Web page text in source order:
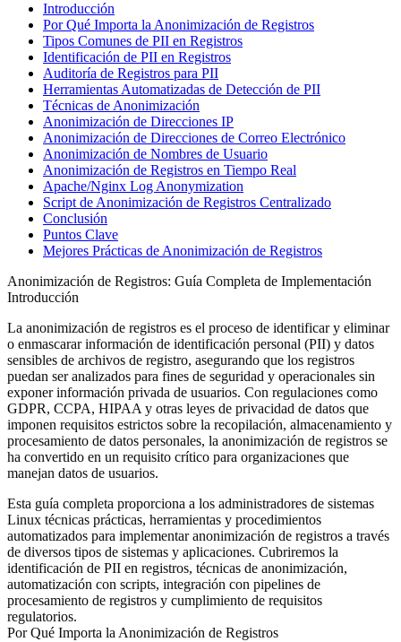
Introducción
Por Qué Importa la Anonimización de Registros
Tipos Comunes de PII en Registros
Identificación de PII en Registros
Auditoría de Registros para PII
Herramientas Automatizadas de Detección de PII
Técnicas de Anonimización
Anonimización de Direcciones IP
Anonimización de Direcciones de Correo Electrónico
Anonimización de Nombres de Usuario
Anonimización de Registros en Tiempo Real
Apache/Nginx Log Anonymization
Script de Anonimización de Registros Centralizado
Conclusión
Puntos Clave
Mejores Prácticas de Anonimización de Registros
Anonimización de Registros: Guía Completa de Implementación
Introducción
La anonimización de registros es el proceso de identificar y eliminar
o enmascarar información de identificación personal (PII) y datos
sensibles de archivos de registro, asegurando que los registros
puedan ser analizados para fines de seguridad y operacionales sin
exponer información privada de usuarios. Con regulaciones como
GDPR, CCPA, HIPAA y otras leyes de privacidad de datos que
imponen requisitos estrictos sobre la recopilación, almacenamiento y
procesamiento de datos personales, la anonimización de registros se
ha convertido en un requisito crítico para organizaciones que
manejan datos de usuarios.
Esta guía completa proporciona a los administradores de sistemas
Linux técnicas prácticas, herramientas y procedimientos
automatizados para implementar anonimización de registros a través
de diversos tipos de sistemas y aplicaciones. Cubriremos la
identificación de PII en registros, técnicas de anonimización,
automatización con scripts, integración con pipelines de
procesamiento de registros y cumplimiento de requisitos
regulatorios.
Por Qué Importa la Anonimización de Registros